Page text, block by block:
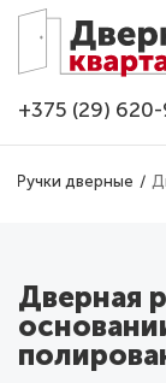
Перейти к
+375 (29)
Ручки дверные
Дверная